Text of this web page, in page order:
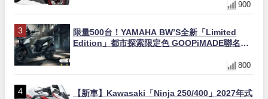
900
限量500台！YAMAHA BW’S全新「Limited
Edition」都市探索限定色 GOOPiMADE聯名包
800
【新車】Kawasaki「Ninja 250/400」2027年式